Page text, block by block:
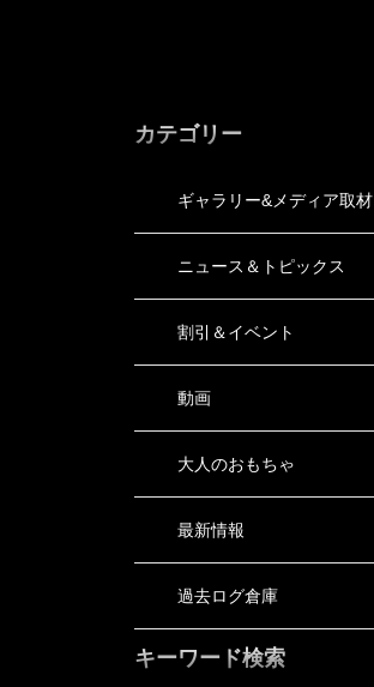
カテゴリー
ギャラリー&メディア取材
ニュース＆トピックス
割引＆イベント
動画
大人のおもちゃ
最新情報
過去ログ倉庫
キーワード検索